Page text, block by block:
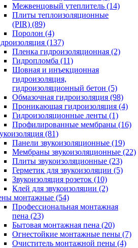
Межвенцовый утеплитель (14)
Плиты теплоизоляционные
(PIR) (89)
Поролон (4)
(137)
Пленка гидроизоляционная (2)
Гидропломба (11)
Шовная и инъекционная
гидроизоляция,
гидроизоляционный бетон (5)
Обмазочная гидроизоляция (98)
Проникающая гидроизоляция (4)
Гидроизоляционные ленты (1)
Профилированные мембраны (16)
(81)
Панели звукоизоляционные (19)
Мембраны звукоизоляционные (22)
Плиты звукоизоляционные (23)
Герметик для звукоизоляции (5)
Звукоизоляция розеток (10)
Клей для звукоизоляции (2)
монтажные (54)
Профессиональная монтажная
пена (23)
Бытовая монтажная пена (20)
Огнестойкие монтажные пены (7)
Очиститель монтажной пены (4)